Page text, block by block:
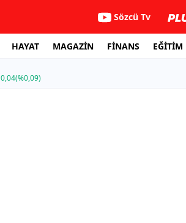
Sözcü Tv
HAYAT MAGAZİN FİNANS EĞİTİM
0,04(%0,09)